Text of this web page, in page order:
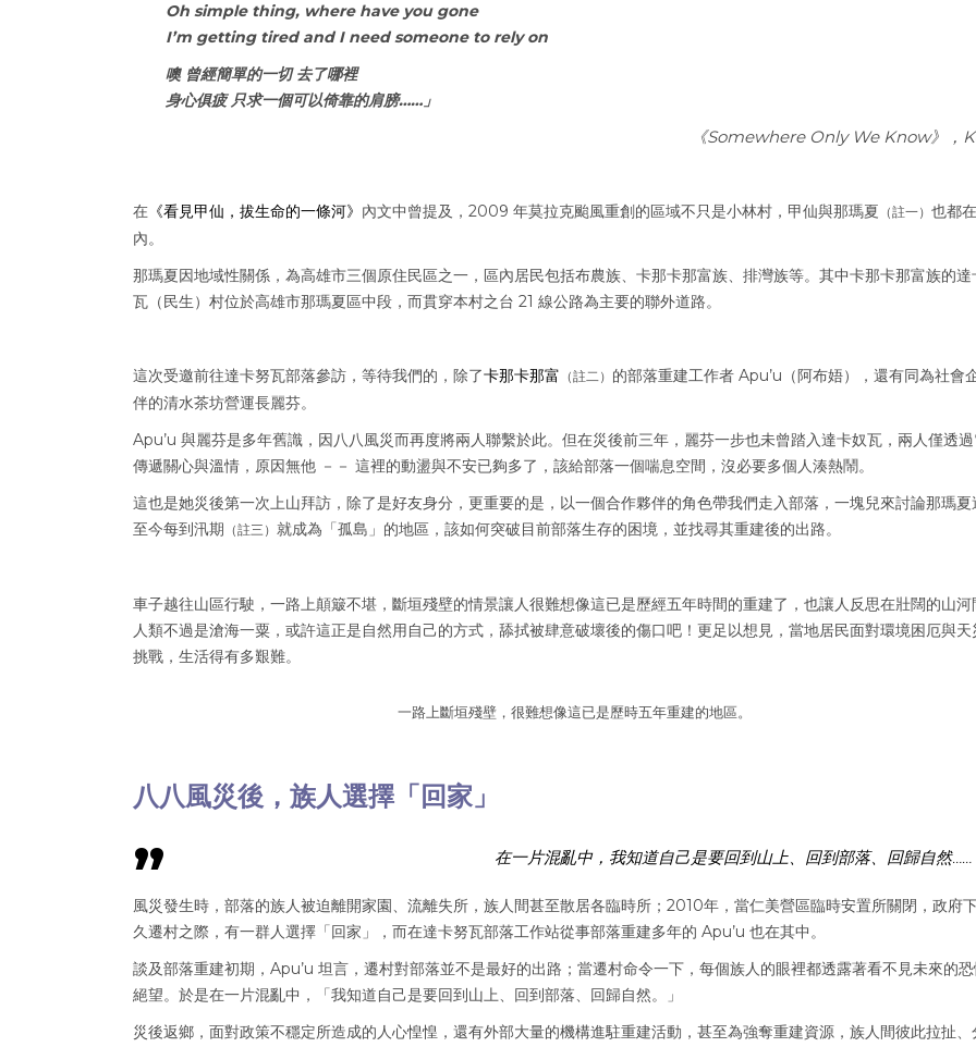
Oh simple thing, where have you gone
I’m getting tired and I need someone to rely on
噢 曾經簡單的一切 去了哪裡
身心俱疲 只求一個可以倚靠的肩膀……」
《Somewhere Only We Know》，
在 《看見甲仙，拔生命的一條河》 內文中曾提及，2009 年莫拉克颱風重創的區域不只是小林村，甲仙與那瑪夏 （註一） 也都
內。
那瑪夏因地域性關係，為高雄市三個原住民區之一，區內居民包括布農族、卡那卡那富族、排灣族等。其中卡那卡那富族的達
瓦（民生）村位於高雄市那瑪夏區中段，而貫穿本村之台 21 線公路為主要的聯外道路。
這次受邀前往達卡努瓦部落參訪，等待我們的，除了卡那卡那富 （註二） 的部落重建工作者 Apu’u（阿布娪），還有同為社會
伴的清水茶坊營運長麗芬。
Apu’u 與麗芬是多年舊識，因八八風災而再度將兩人聯繫於此。但在災後前三年，麗芬一步也未曾踏入達卡奴瓦，兩人僅透
傳遞關心與溫情，原因無他 －－ 這裡的動盪與不安已夠多了，該給部落一個喘息空間，沒必要多個人湊熱鬧。
這也是她災後第一次上山拜訪，除了是好友身分，更重要的是，以一個合作夥伴的角色帶我們走入部落，一塊兒來討論那瑪夏
至今每到汛期 （註三） 就成為「孤島」的地區，該如何突破目前部落生存的困境，並找尋其重建後的出路。
車子越往山區行駛，一路上顛簸不堪，斷垣殘壁的情景讓人很難想像這已是歷經五年時間的重建了，也讓人反思在壯闊的山河
人類不過是滄海一粟，或許這正是自然用自己的方式，舔拭被肆意破壞後的傷口吧！更足以想見，當地居民面對環境困厄與天
挑戰，生活得有多艱難。
一路上斷垣殘壁，很難想像這已是歷時五年重建的地區。
八八風災後，族人選擇「回家」
在一片混亂中，我知道自己是要回到山上、回到部落、回歸自然……
風災發生時，部落的族人被迫離開家園、流離失所，族人間甚至散居各臨時所；2010年，當仁美營區臨時安置所關閉，政府
久遷村之際，有一群人選擇「回家」，而在達卡努瓦部落工作站從事部落重建多年的 Apu’u 也在其中。
談及部落重建初期，Apu’u 坦言，遷村對部落並不是最好的出路；當遷村命令一下，每個族人的眼裡都透露著看不見未來的恐
絕望。於是在一片混亂中，「我知道自己是要回到山上、回到部落、回歸自然。」
災後返鄉，面對政策不穩定所造成的人心惶惶，還有外部大量的機構進駐重建活動，甚至為強奪重建資源，族人間彼此拉扯、